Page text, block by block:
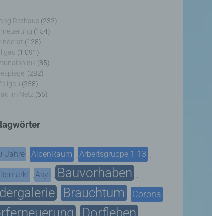
Rathaus (232)
(154)
(128)
(1.091)
(85)
(282)
(258)
im Netz (65)
Jahre , AlpenRaum , Arbeitsgruppe 1-13 ,
, Asyl , Bauvorhaben ,
, Brauchtum , Corona ,
Dorfleben